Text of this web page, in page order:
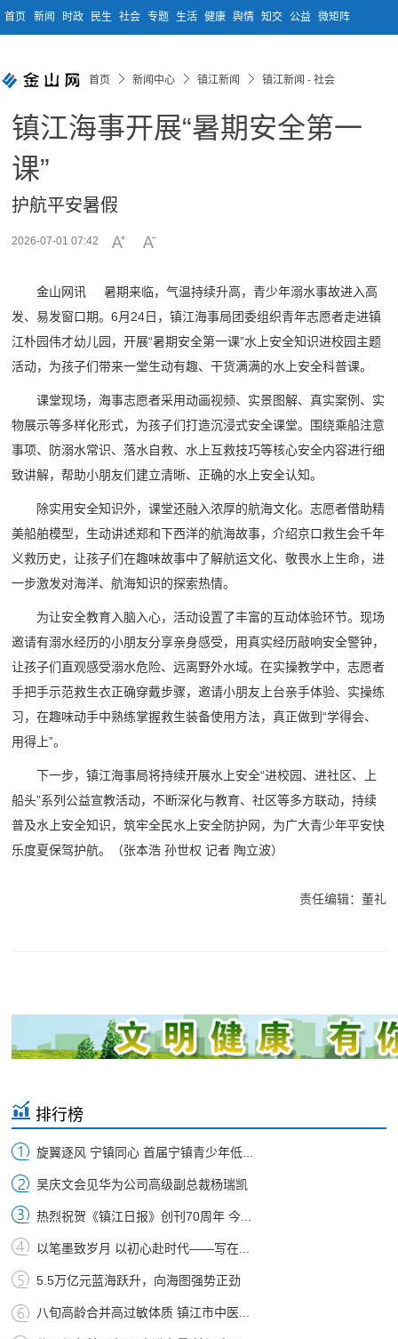
首页 新闻 时政 民生 社会 专题 生活 健康 舆情 知交 公益 微矩阵
首页 新闻中心 镇江新闻 镇江新闻 - 社会
镇江海事开展“暑期安全第一
课”
护航平安暑假
2026-07-01 07:42
金山网讯 暑期来临，气温持续升高，青少年溺水事故进入高
发、易发窗口期。6月24日，镇江海事局团委组织青年志愿者走进镇
江朴园伟才幼儿园，开展“暑期安全第一课”水上安全知识进校园主题
活动，为孩子们带来一堂生动有趣、干货满满的水上安全科普课。
课堂现场，海事志愿者采用动画视频、实景图解、真实案例、实
物展示等多样化形式，为孩子们打造沉浸式安全课堂。围绕乘船注意
事项、防溺水常识、落水自救、水上互救技巧等核心安全内容进行细
致讲解，帮助小朋友们建立清晰、正确的水上安全认知。
除实用安全知识外，课堂还融入浓厚的航海文化。志愿者借助精
美船舶模型，生动讲述郑和下西洋的航海故事，介绍京口救生会千年
义救历史，让孩子们在趣味故事中了解航运文化、敬畏水上生命，进
一步激发对海洋、航海知识的探索热情。
为让安全教育入脑入心，活动设置了丰富的互动体验环节。现场
邀请有溺水经历的小朋友分享亲身感受，用真实经历敲响安全警钟，
让孩子们直观感受溺水危险、远离野外水域。在实操教学中，志愿者
手把手示范救生衣正确穿戴步骤，邀请小朋友上台亲手体验、实操练
习，在趣味动手中熟练掌握救生装备使用方法，真正做到“学得会、
用得上”。
下一步，镇江海事局将持续开展水上安全“进校园、进社区、上
船头”系列公益宣教活动，不断深化与教育、社区等多方联动，持续
普及水上安全知识，筑牢全民水上安全防护网，为广大青少年平安快
乐度夏保驾护航。
（张本浩 孙世权 记者 陶立波）
责任编辑：董礼
排行榜
旋翼逐风 宁镇同心 首届宁镇青少年低...
吴庆文会见华为公司高级副总裁杨瑞凯
热烈祝贺《镇江日报》创刊70周年 今...
以笔墨致岁月 以初心赴时代——写在...
5.5万亿元蓝海跃升，向海图强势正劲
八旬高龄合并高过敏体质 镇江市中医...